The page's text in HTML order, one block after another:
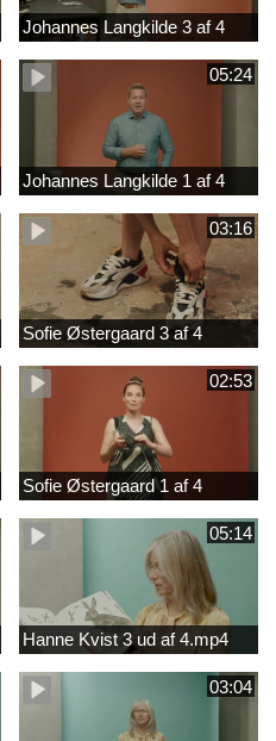
Johannes Langkilde 3 af 4
05:24
Johannes Langkilde 1 af 4
03:16
Sofie Østergaard 3 af 4
02:53
Sofie Østergaard 1 af 4
05:14
Hanne Kvist 3 ud af 4.mp4
03:04